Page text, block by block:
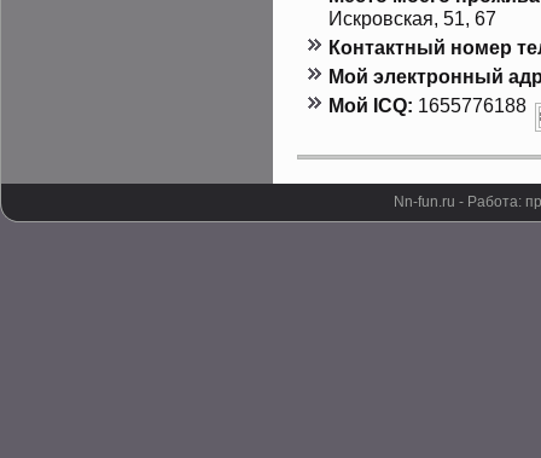
Искрοвская, 51, 67
Контактный номер
Мой электронный
Мой ICQ: 1655776188
Nn-fun.ru - Работа: